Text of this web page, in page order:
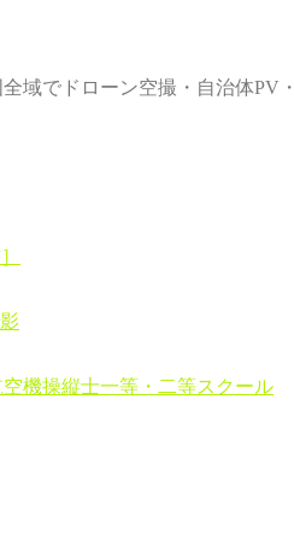
域でドローン空撮・自治体PV
機操縦士一等・二等スクール